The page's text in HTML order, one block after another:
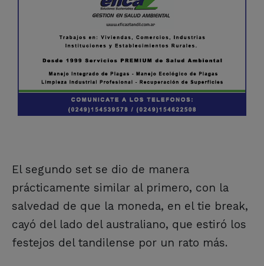
El segundo set se dio de manera
prácticamente similar al primero, con la
salvedad de que la moneda, en el tie break,
cayó del lado del australiano, que estiró los
festejos del tandilense por un rato más.